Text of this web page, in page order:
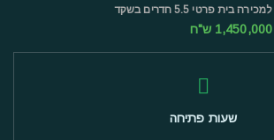
למכירה בית פרטי 5.5 חדרים בשקד
1,450,000 ש"ח
שעות פתיחה